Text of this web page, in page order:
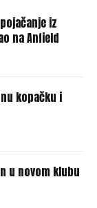
iz
na Anfield
kopačku i
u novom klubu